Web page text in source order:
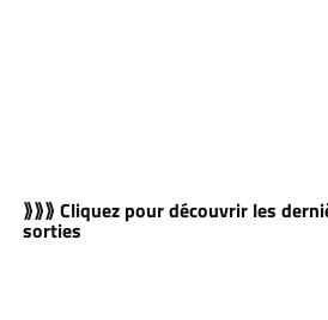
⟫⟫⟫ Cliquez pour découvrir les
sorties